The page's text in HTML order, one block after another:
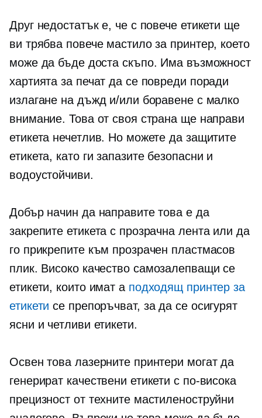
Друг недостатък е, че с повече етикети ще
ви трябва повече мастило за принтер, което
може да бъде доста скъпо. Има възможност
хартията за печат да се повреди поради
излагане на дъжд и/или боравене с малко
внимание. Това от своя страна ще направи
етикета нечетлив. Но можете да защитите
етикета, като ги запазите безопасни и
водоустойчиви.
Добър начин да направите това е да
закрепите етикета с прозрачна лента или да
го прикрепите към прозрачен пластмасов
плик. Високо качествосамозалепващи се
етикети, които имат a подходящ принтер за
етикети се препоръчват, за да се осигурят
ясни и четливи етикети.
Освен това лазерните принтери могат да
генерират качествени етикети с по-висока
прецизност от техните мастиленоструйни